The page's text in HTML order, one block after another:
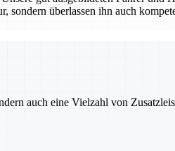
überlassen ihn auch
auch eine Vielzahl von